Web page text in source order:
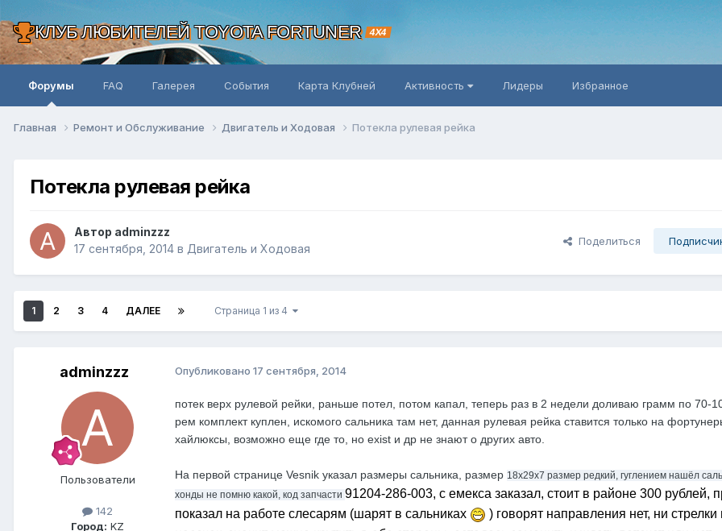
КЛУБ ЛЮБИТЕЛЕЙ TOYOTA FORTUNER 4X4
Форумы FAQ Галерея События Карта Клубней Активность Лидеры Избранное
Главная Ремонт и Обслуживание Двигатель и Ходовая Потекла рулевая рейка
Потекла рулевая рейка
Автор adminzzz
17 сентября, 2014 в Двигатель и Ходовая
Поделиться
1 2 3 4 ДАЛЕЕ Страница 1 из 4
adminzzz
Пользователи
142
Город: KZ
Опубликовано 17 сентября, 2014
потек верх рулевой рейки, раньше потел, потом капал, теперь раз в 2 недели доливаю грамм по 70-
рем комплект куплен, искомого сальника там нет, данная рулевая рейка ставится только на
хайлюксы, возможно еще где то, но exist и др не знают о других авто.
На первой странице Vesnik указал размеры сальника, размер 18х29х7 размер редкий, гуглением нашёл
хонды не помню какой, код запчасти 91204-286-003, с емекса заказал, стоит в районе 300 рублей,
показал на работе слесарям (шарят в сальниках
) говорят направления нет, ни стрелки